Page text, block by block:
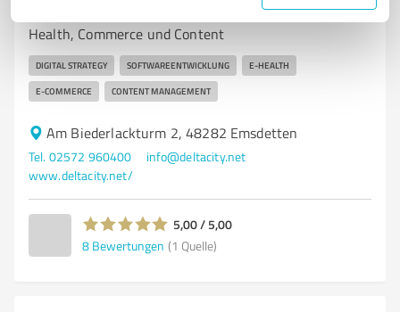
deltacity – Digitale Strategien und Lösungen für
Health, Commerce und Content
DIGITAL STRATEGY SOFTWAREENTWICKLUNG E-HEALTH
E-COMMERCE CONTENT MANAGEMENT
Am Biederlackturm 2, 48282 Emsdetten
Tel. 02572 960400
info@deltacity.net
www.deltacity.net/
5,00 / 5,00
8 Bewertungen (1 Quelle)